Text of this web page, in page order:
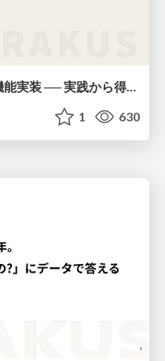
複数プロダクトで進めるAI機能実装 ── 実践から得たリアルな学びとロードマップ実現への挑戦 / AICon2026_yanari
1 630